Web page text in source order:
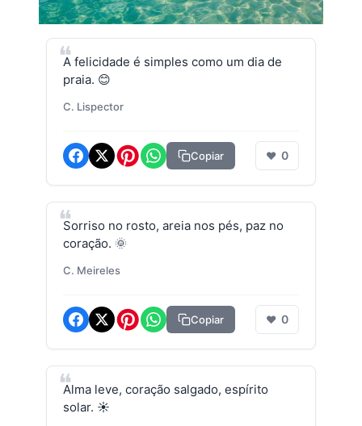
A felicidade é simples como um dia de
praia. 😊
C. Lispector
Copiar ❤ 0
Sorriso no rosto, areia nos pés, paz no
coração. 🌞
C. Meireles
Copiar ❤ 0
Alma leve, coração salgado, espírito
solar. ☀️